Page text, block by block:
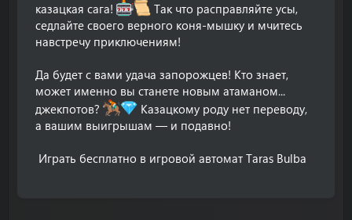
казацкая сага!
Так что расправляйте усы,
седлайте своего верного коня-мышку и мчитесь
навстречу приключениям!
Да будет с вами удача запорожцев! Кто знает,
может именно вы станете новым атаманом...
джекпотов?
Казацкому роду нет переводу,
а вашим выигрышам — и подавно!
Играть бесплатно в игровой автомат Taras Bulba​